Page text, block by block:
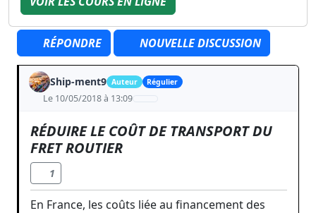
RÉPONDRE NOUVELLE DISCUSSION
Ship-ment9 Auteur Régulier
Le 10/05/2018 à 13:09
RÉDUIRE LE COÛT DE TRANSPORT DU
FRET ROUTIER
1
En France, les coûts liée au financement des